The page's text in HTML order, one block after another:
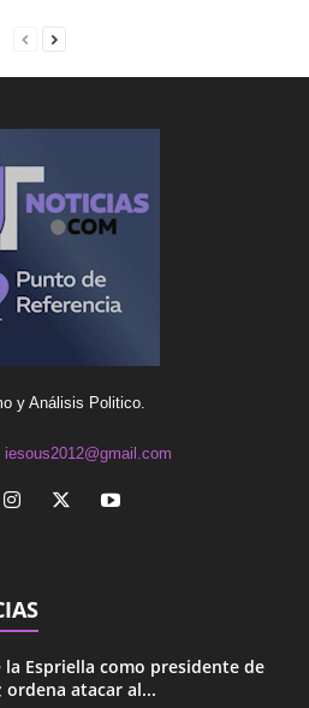
y Análisis Politico.
iesous2012@gmail.com
la Espriella como presidente de
ordena atacar al...